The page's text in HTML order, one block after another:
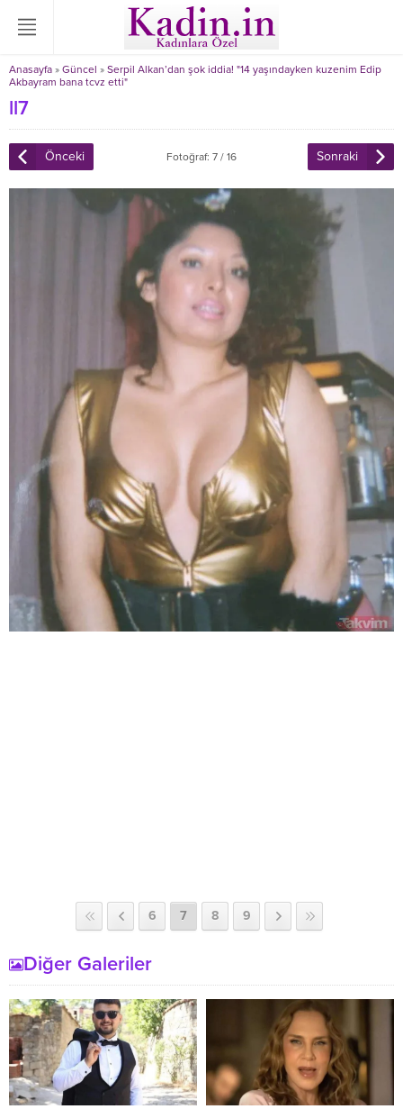
Anasayfa » Güncel » Serpil Alkan’dan şok iddia! "14 yaşındayken kuzenim Edip
Akbayram bana tcvz etti"
ll7
Önceki Fotoğraf: 7 / 16 Sonraki
6 7 8 9
Diğer Galeriler